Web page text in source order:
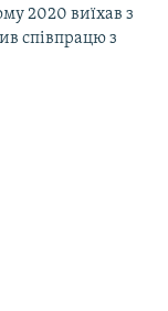
2020 виїхав з
співпрацю з